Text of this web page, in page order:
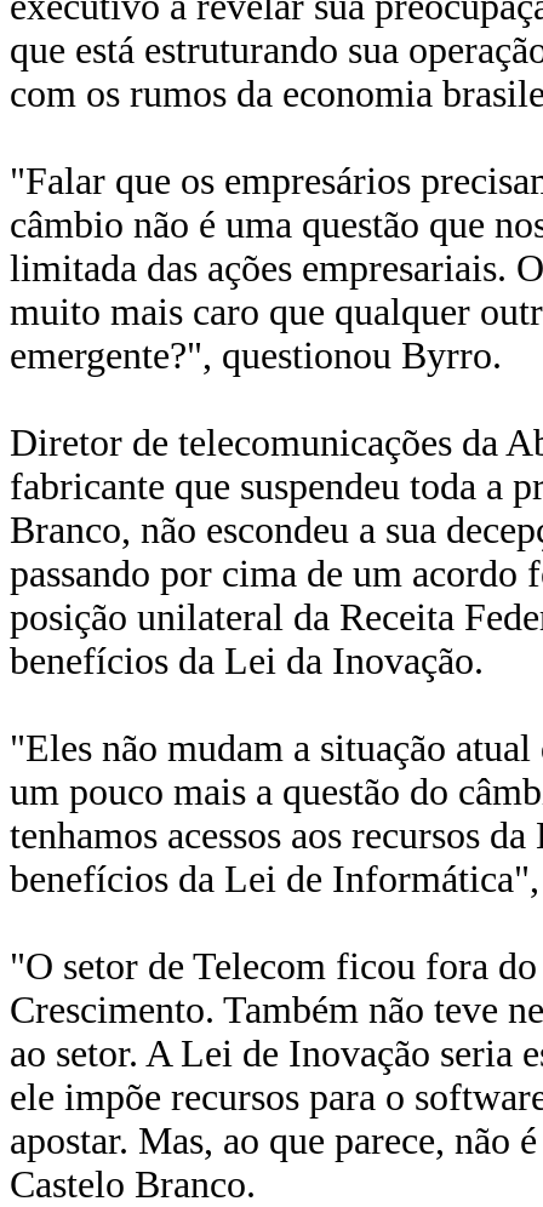
que está estruturando sua
com os rumos da economia
"Falar que os empresários
câmbio não é uma questão que
limitada das ações empresariais.
muito mais caro que qualquer
emergente?", questionou Byrro.
Diretor de telecomunicações da
fabricante que suspendeu toda a
Branco, não escondeu a sua
passando por cima de um acordo
posição unilateral da Receita
benefícios da Lei da Inovação.
"Eles não mudam a situação
um pouco mais a questão do
tenhamos acessos aos recursos
benefícios da Lei de
"O setor de Telecom ficou fora
Crescimento. Também não teve
ao setor. A Lei de Inovação seria
ele impõe recursos para o
apostar. Mas, ao que parece,
Castelo Branco.